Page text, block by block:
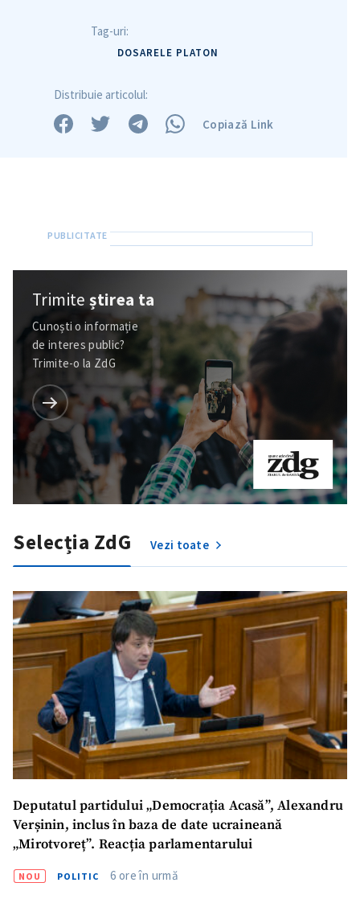
SUSȚINE
Tag-uri:
DOSARELE PLATON
Distribuie articolul:
Copiază Link
Trimiteștirea ta
Cunoști o informație
de interes public?
Trimite-o la ZdG
Selecția ZdG Vezi toate
Deputatul partidului „Democrația Acasă”, Alexandru
Verșinin, inclus în baza de date ucraineană
„Mirotvoreț”. Reacția parlamentarului
NOU POLITIC 6 ore în urmă